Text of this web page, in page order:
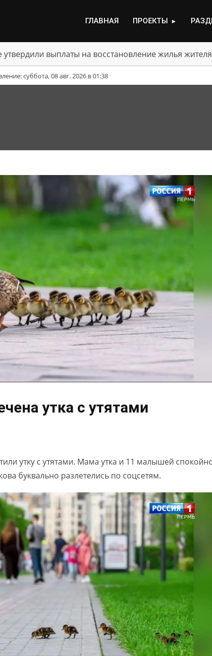
ГЛАВНАЯ ПРОЕКТЫ ►
выплаты на восстановление жилья
суббота, 08 авг. 2026 в 01:38
утка с утятами
утку с утятами. Мама утка и 11 малышей
буквально разлетелись по соцсетям.